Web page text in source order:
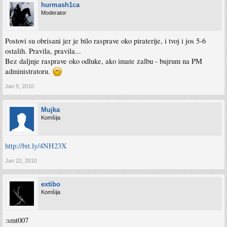
hurmash1ca
Moderator
Postovi su obrisani jer je bilo rasprave oko piraterije, i tvoj i jos 5-6
ostalih. Pravila, pravila...
Bez daljnje rasprave oko odluke, ako imate zalbu - bujrum na PM
administratoru.
Jan 9, 2010
Mujka
Komšija
http://bit.ly/4NH23X
Jan 22, 2010
extibo
Komšija
:smt007